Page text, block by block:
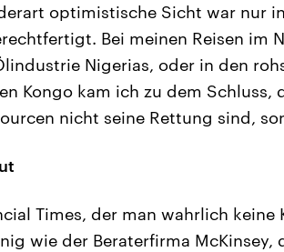
optimistische Sicht war nur
Bei meinen Reisen im
Nigerias, oder in den
Kongo kam ich zu dem Schluss,
nicht seine Rettung sind,
Times, der man wahrlich keine
wie der Beraterfirma McKinsey,